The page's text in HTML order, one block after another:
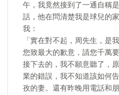
午，我竟然接到了一通自稱
話，他在問清楚我是球兒的
我：
「實在對不起，周先生，是
您致最大的歉意，請您千萬
接下去的，我不願意聽了，
業的錯誤，我不知道該如何
孜的妻。還有昨晚用電話和